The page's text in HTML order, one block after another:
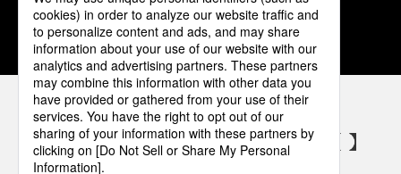
1 2 3 4 5
パナソニックの電気設備 SNSアカウント